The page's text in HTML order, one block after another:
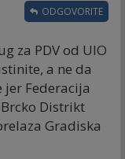
za PDV od UIO
a ne da
Federacija
Distrikt
Gradiska
ODGOVORITE